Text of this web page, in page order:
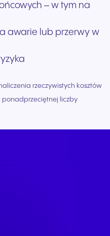
– w tym na
awarie lub przerwy w
rzeczywistych kosztów
liczby